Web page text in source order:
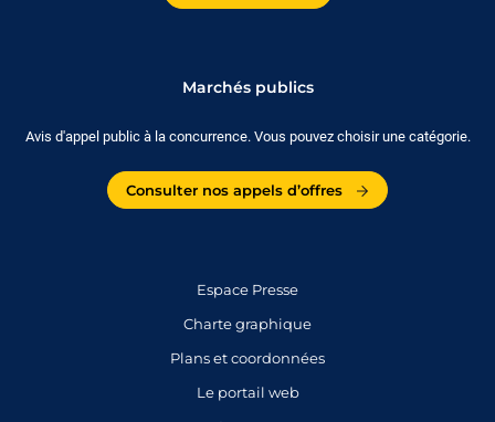
Marchés publics
Avis d'appel public à la concurrence. Vous pouvez choisir une catégorie.
Consulter nos appels d’offres
Espace Presse
Charte graphique
Plans et coordonnées
Le portail web